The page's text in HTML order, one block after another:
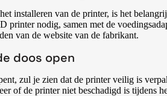
installeren van de printer, is het
printer nodig, samen met de
van de website van de fabrikant.
doos open
zul je zien dat de printer veilig is
of de printer niet beschadigd is tijdens